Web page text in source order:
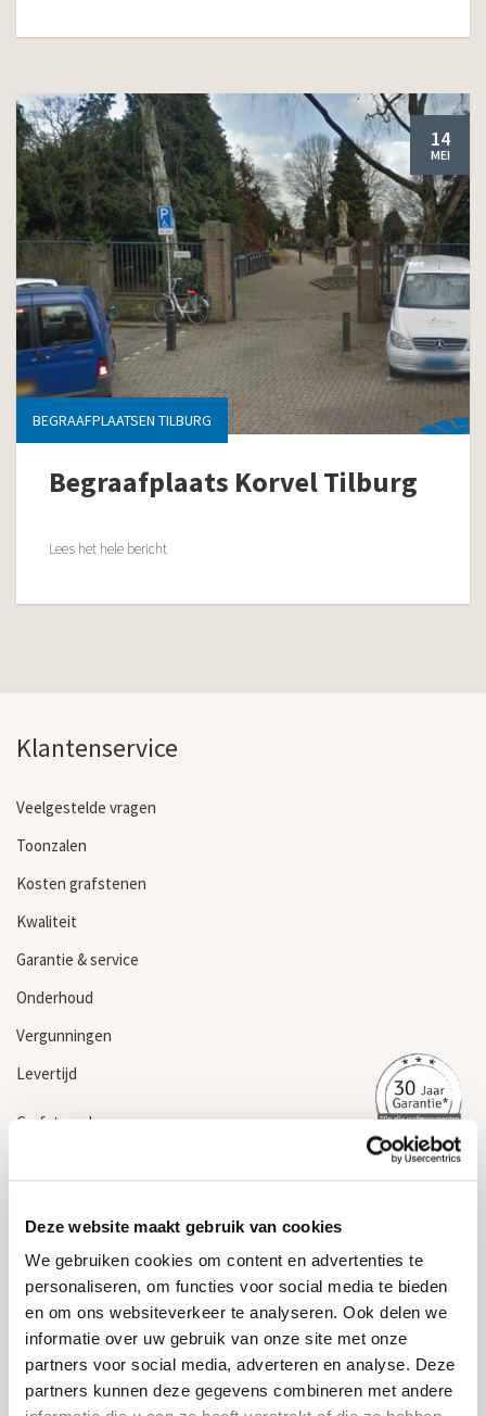
Deze website maakt gebruik van cookies
We gebruiken cookies om content en advertenties te
personaliseren, om functies voor social media te bieden
en om ons websiteverkeer te analyseren. Ook delen we
informatie over uw gebruik van onze site met onze
partners voor social media, adverteren en analyse. Deze
partners kunnen deze gegevens combineren met andere
14
MEI
BEGRAAFPLAATSEN TILBURG
Begraafplaats Korvel Tilburg
Lees het hele bericht
Klantenservice
Veelgestelde vragen
Toonzalen
Kosten grafstenen
Kwaliteit
Garantie & service
Onderhoud
Vergunningen
Levertijd
Grafsteen kopen
Garantievoorwaarden
Informatie over grafstenen
Contact